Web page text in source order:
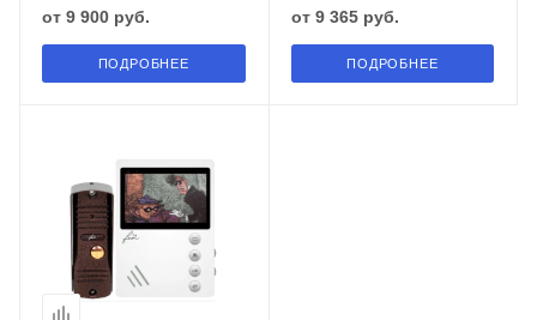
от 9 900 руб.
ПОДРОБНЕЕ
от 9 365 руб.
ПОДРОБНЕЕ